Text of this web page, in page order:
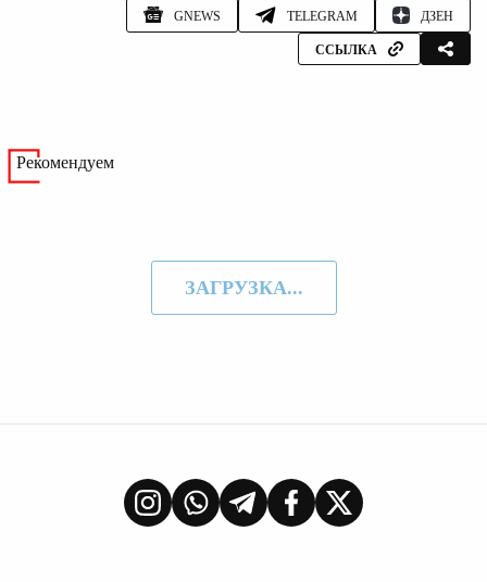
GNEWS TELEGRAM ДЗЕН
ССЫЛКА
Рекомендуем
ЗАГРУЗКА...